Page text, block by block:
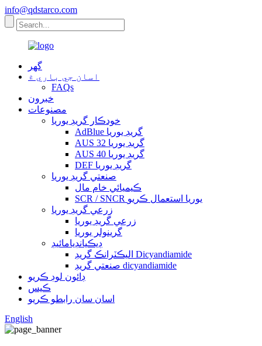
info@qdstarco.com
گهر
اسان جي باري ۾
FAQs
خبرون
مصنوعات
خودڪار گريڊ يوريا
AdBlue گريڊ يوريا
AUS 32 گريڊ يوريا
AUS 40 گريڊ يوريا
DEF گريڊ يوريا
صنعتي گريڊ يوريا
ڪيميائي خام مال
SCR / SNCR يوريا استعمال ڪريو
زرعي گريڊ يوريا
زرعي گريڊ يوريا
گرينولر يوريا
ڊيڪيانڊيامائيڊ
اليڪٽرانڪ گريڊ Dicyandiamide
صنعتي گريڊ dicyandiamide
ڊائون لوڊ ڪريو
ڪيس
اسان سان رابطو ڪريو
English